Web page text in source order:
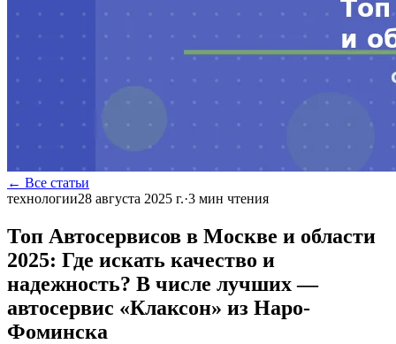
← Все статьи
технологии28 августа 2025 г.·3 мин чтения
Топ Автосервисов в Москве и области
2025: Где искать качество и
надежность? В числе лучших —
автосервис «Клаксон» из Наро-
Фоминска